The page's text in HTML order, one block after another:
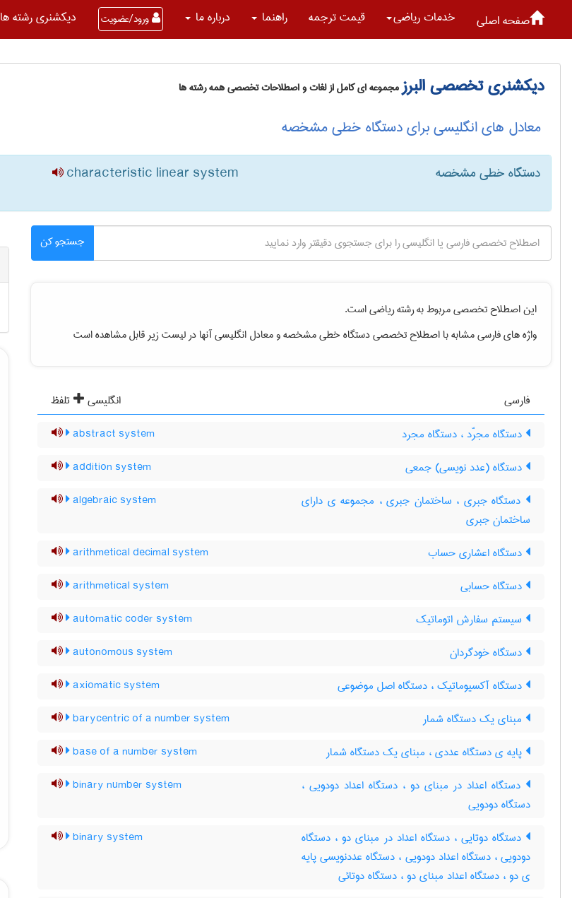
صفحه اصلی خدمات رياضی قیمت ترجمه راهنما درباره ما ورود/عضویت دیکشنری رشته ها
دیکشنری تخصصی البرزمجموعه ای کامل از لغات و اصطلاحات تخصصی همه رشته ها
معادل های انگلیسی برای دستگاه خطی مشخصه
دستگاه خطی مشخصه characteristic linear system
جستجو کن
این اصطلاح تخصصی مربوط به رشتهرياضیاست.
واژه های فارسی مشابه با اصطلاح تخصصیدستگاه خطی مشخصهو معادل انگلیسی آنها در لیست زیر قابل مشاهده است
فارسی انگلیسی
تلفظ
دستگاه مجرّد ، دستگاه مجرد
abstract system
دستگاه (عدد نویسی) جمعی addition system
دستگاه جبری ، ساختمان جبری ، مجموعه ی دارای
ساختمان جبری
algebraic system
دستگاه اعشاری حساب arithmetical decimal system
دستگاه حسابی arithmetical system
سیستم سفارش اتوماتیک automatic coder system
دستگاه خودگردان autonomous system
دستگاه آکسیوماتیک ، دستگاه اصل موضوعی axiomatic system
مبنای یک دستگاه شمار barycentric of a number system
پایه ی دستگاه عددی ، مبنای یک دستگاه شمار base of a number system
دستگاه اعداد در مبنای دو ، دستگاه اعداد دودویی ،
دستگاه دودویی
binary number system
دستگاه دوتایی ، دستگاه اعداد در مبنای دو ، دستگاه
دودویی ، دستگاه اعداد دودویی ، دستگاه عددنویسی پایه
ی دو ، دستگاه اعداد مبنای دو ، دستگاه دوتائی
binary system